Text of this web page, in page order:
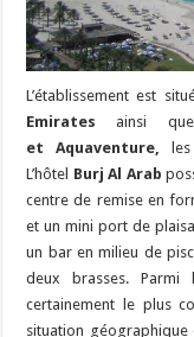
L’établissement est
Emirates ainsi que
et Aquaventure,
L’hôtel Burj Al Arab
centre de remise en
et un mini port de
un bar en milieu de
deux brasses.
certainement le plus
situation